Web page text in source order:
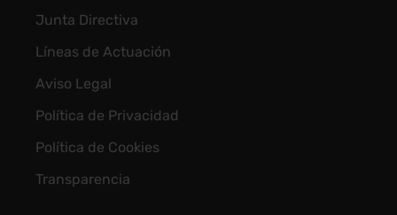
Junta Directiva
Líneas de Actuación
Aviso Legal
Política de Privacidad
Política de Cookies
Transparencia